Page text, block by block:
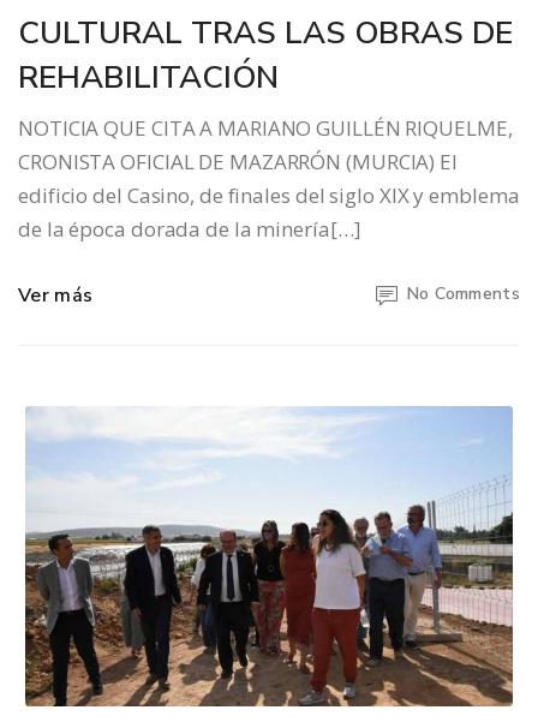
CULTURAL TRAS LAS OBRAS DE
REHABILITACIÓN
NOTICIA QUE CITA A MARIANO GUILLÉN RIQUELME,
CRONISTA OFICIAL DE MAZARRÓN (MURCIA) El
edificio del Casino, de finales del siglo XIX y emblema
de la época dorada de la minería[…]
Ver más No Comments